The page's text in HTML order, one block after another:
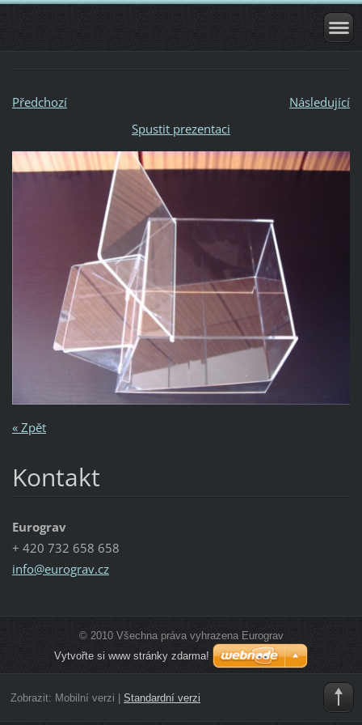
Předchozí
Následující
Spustit prezentaci
« Zpět
Kontakt
Eurograv
+ 420 732 658 658
info@eurograv.cz
© 2010 Všechna práva vyhrazena Eurograv
Vytvořte si www stránky zdarma!
Zobrazit: Mobilní verzi Standardní verzi